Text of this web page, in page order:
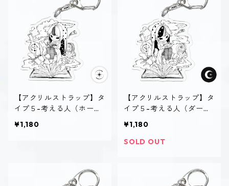
【アクリルストラップ】タ
イプ５-考える人（ホーリ
¥1,180
【アクリルストラップ】タ
イプ５-考える人（ダー
¥1,180
SOLD OUT